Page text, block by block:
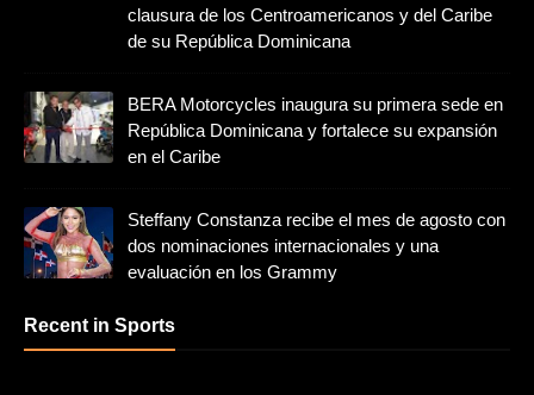
clausura de los Centroamericanos y del Caribe
de su República Dominicana
BERA Motorcycles inaugura su primera sede en
República Dominicana y fortalece su expansión
en el Caribe
Steffany Constanza recibe el mes de agosto con
dos nominaciones internacionales y una
evaluación en los Grammy
Recent in Sports